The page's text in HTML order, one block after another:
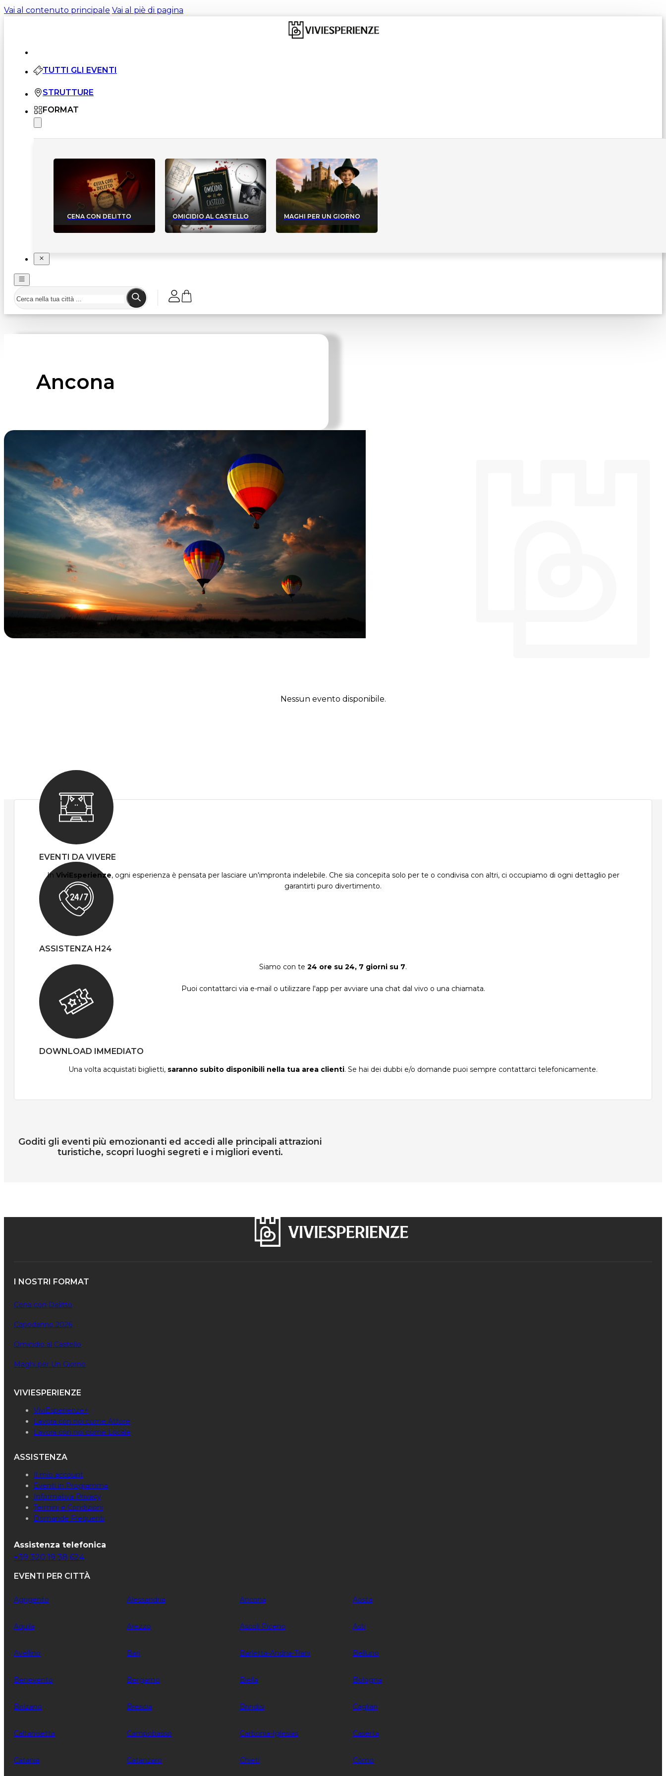
Vai al contenuto principale Vai al piè di pagina
TUTTI GLI EVENTI
STRUTTURE
FORMAT
CENA CON DELITTO OMICIDIO AL CASTELLO MAGHI PER UN GIORNO
Ancona
Nessun evento disponibile.
EVENTI DA VIVERE
In ViviEsperienze, ogni esperienza è pensata per lasciare un'impronta indelebile. Che sia concepita solo per te o condivisa con altri, ci occupiamo di ogni dettaglio per
garantirti puro divertimento.
ASSISTENZA H24
Siamo con te 24 ore su 24, 7 giorni su 7.
Puoi contattarci via e-mail o utilizzare l'app per avviare una chat dal vivo o una chiamata.
DOWNLOAD IMMEDIATO
Una volta acquistati biglietti, saranno subito disponibili nella tua area clienti. Se hai dei dubbi e/o domande puoi sempre contattarci telefonicamente.
Goditi gli eventi più emozionanti ed accedi alle principali attrazioni
turistiche, scopri luoghi segreti e i migliori eventi.
I NOSTRI FORMAT
Cena con Delitto
Capodanno 2026
Omicidio al Castello
Maghi per Un Giorno
VIVIESPERIENZE
ViviEsperienze+
Lavora con noi come Attore
Lavora con noi come Locale
ASSISTENZA
Il mio account
Eventi in Programma
Informativa Privacy
Termini e Condizioni
Domande Frequenti
Assistenza telefonica
+39 320 19 38 624
EVENTI PER CITTÀ
Agrigento Alessandria Ancona Aosta
Aquila Arezzo Ascoli Piceno Asti
Avellino Bari Barletta-Andria-Trani Belluno
Benevento Bergamo Biella Bologna
Bolzano Brescia Brindisi Cagliari
Caltanisetta Campobasso Carbonia-Iglesias Caserta
Catania Catanzaro Chieti Como